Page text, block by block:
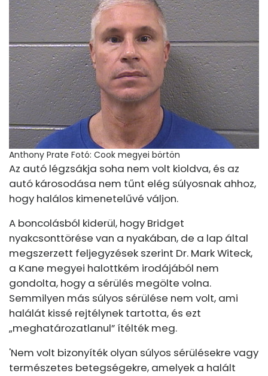
Anthony Prate Fotó: Cook megyei börtön
Az autó légzsákja soha nem volt kioldva, és az
autó károsodása nem tűnt elég súlyosnak ahhoz,
hogy halálos kimenetelűvé váljon.
A boncolásból kiderül, hogy Bridget
nyakcsonttörése van a nyakában, de a lap által
megszerzett feljegyzések szerint Dr. Mark Witeck,
a Kane megyei halottkém irodájából nem
gondolta, hogy a sérülés megölte volna.
Semmilyen más súlyos sérülése nem volt, ami
halálát kissé rejtélynek tartotta, és ezt
„meghatározatlanul” ítélték meg.
'Nem volt bizonyíték olyan súlyos sérülésekre vagy
természetes betegségekre, amelyek a halált